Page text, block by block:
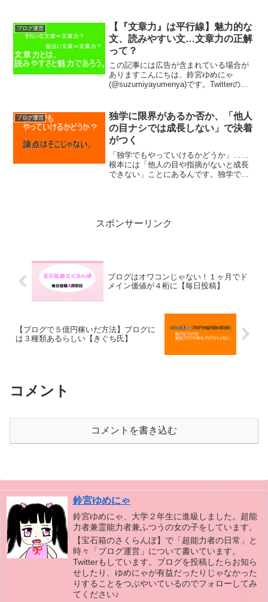
ブログ運営
【『文章力』は平行線】魅力的な
文、読みやすい文…文章力の正解
って？
この記事には広告が含まれている場合が
ありますこんにちは、鈴宮ゆめにゃ
(@suzumiyayumenya)です。Twitterのフ
めにゃも文章力について考えました。
読...
ブログ運営
独学に限界があるか否か、「他人
の目ナシでは成長しない」で決着
がつく
「独学でもやっていけるかどうか」……
根本には「他人の目や指摘がないと成長
できない」ことにあるんです。独学でや
スポンサーリンク
ブログはオワコンじゃない！１ヶ月でド
メイン価値が４桁に【毎日投稿】
【ブログで５億円稼いだ方法】ブログに
は３種類あるらしい【きぐち氏】
コメント
コメントを書き込む
鈴宮ゆめにゃ
鈴宮ゆめにゃ、大学２年生に進級しました。超能
力者兼霊能力者兼ふつうの女の子をしています。
【宝石箱のさくらんぼ】で「超能力者の日常」と
時々「ブログ運営」について書いています。
Twitterもしています。ブログを投稿したらお知ら
せしたり、ゆめにゃが有益だったりじゃなかった
りすることをつぶやいているのでフォローしてみ
てください♪